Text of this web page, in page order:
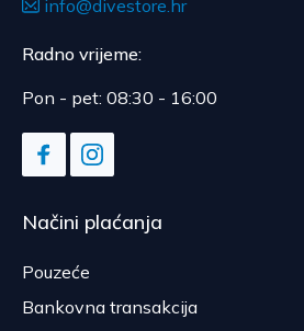
info@divestore.hr
Radno vrijeme:
Pon - pet: 08:30 - 16:00
Načini plaćanja
Pouzeće
Bankovna transakcija